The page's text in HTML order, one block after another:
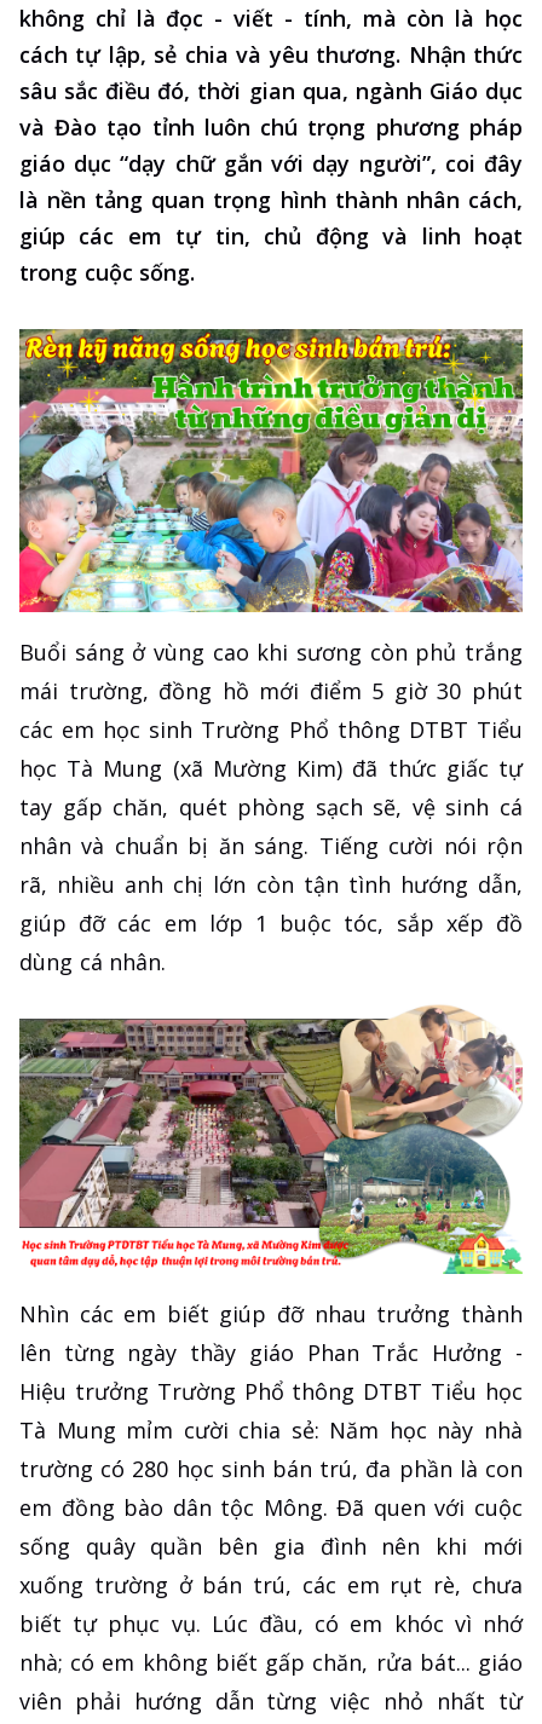
không chỉ là đọc - viết - tính, mà còn là học
cách tự lập, sẻ chia và yêu thương. Nhận thức
sâu sắc điều đó, thời gian qua, ngành Giáo dục
và Đào tạo tỉnh luôn chú trọng phương pháp
giáo dục “dạy chữ gắn với dạy người”, coi đây
là nền tảng quan trọng hình thành nhân cách,
giúp các em tự tin, chủ động và linh hoạt
trong cuộc sống.
Buổi sáng ở vùng cao khi sương còn phủ trắng
mái trường, đồng hồ mới điểm 5 giờ 30 phút
các em học sinh Trường Phổ thông DTBT Tiểu
học Tà Mung (xã Mường Kim) đã thức giấc tự
tay gấp chăn, quét phòng sạch sẽ, vệ sinh cá
nhân và chuẩn bị ăn sáng. Tiếng cười nói rộn
rã, nhiều anh chị lớn còn tận tình hướng dẫn,
giúp đỡ các em lớp 1 buộc tóc, sắp xếp đồ
dùng cá nhân.
Nhìn các em biết giúp đỡ nhau trưởng thành
lên từng ngày thầy giáo Phan Trắc Hưởng -
Hiệu trưởng Trường Phổ thông DTBT Tiểu học
Tà Mung mỉm cười chia sẻ: Năm học này nhà
trường có 280 học sinh bán trú, đa phần là con
em đồng bào dân tộc Mông. Đã quen với cuộc
sống quây quần bên gia đình nên khi mới
xuống trường ở bán trú, các em rụt rè, chưa
biết tự phục vụ. Lúc đầu, có em khóc vì nhớ
nhà; có em không biết gấp chăn, rửa bát... giáo
viên phải hướng dẫn từng việc nhỏ nhất từ